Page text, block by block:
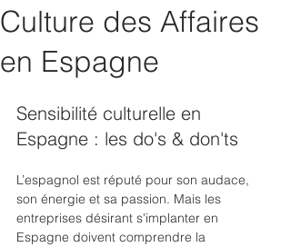
Culture des Affaires
en Espagne
Sensibilité culturelle en
Espagne : les do's & don'ts
L’espagnol est réputé pour son audace,
son énergie et sa passion. Mais les
entreprises désirant s'implanter en
Espagne doivent comprendre la